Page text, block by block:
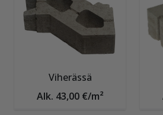
Viherässä
Alk. 43,00 €/m²